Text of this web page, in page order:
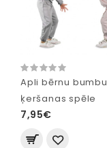
Apli bērnu bumbu
ķeršanas spēle
7,95€